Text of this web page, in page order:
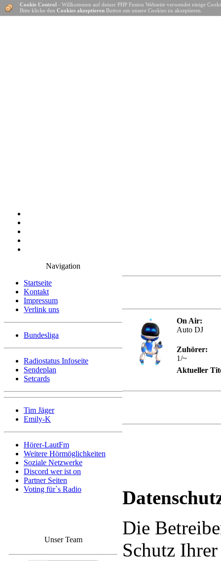
Navigation
Startseite
Kontakt
Impressum
Verlink uns
Bundesliga
Radiostatus Infoseite
Sendeplan
Setcards
Tim Jäger
Emily-K
Hörer-LautFm
Weitere Hörmöglichkeiten
Soziale Netzwerke
Discord wer ist on
Partner Seiten
Voting für`s Radio
Unser Team
On Air:
Auto DJ
Zuhörer:
1/~
Aktueller
Die
Schutz
Cookie Control - Willkommen auf deiner PHP Fusion Webseite verwendet einige
Bitte klicke den Cookies akzeptieren Button um unsere Cookies zu akzeptieren.